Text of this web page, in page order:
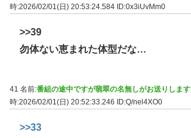
時:2026/02/01(日) 20:53:24.584 ID:0x3iUvMm0
>>39
勿体ない恵まれた体型だな…
41 名前:番組の途中ですが翡翠の名無しがお送りします
時:2026/02/01(日) 20:52:33.246
ID:Q/nel4XO0
>>33